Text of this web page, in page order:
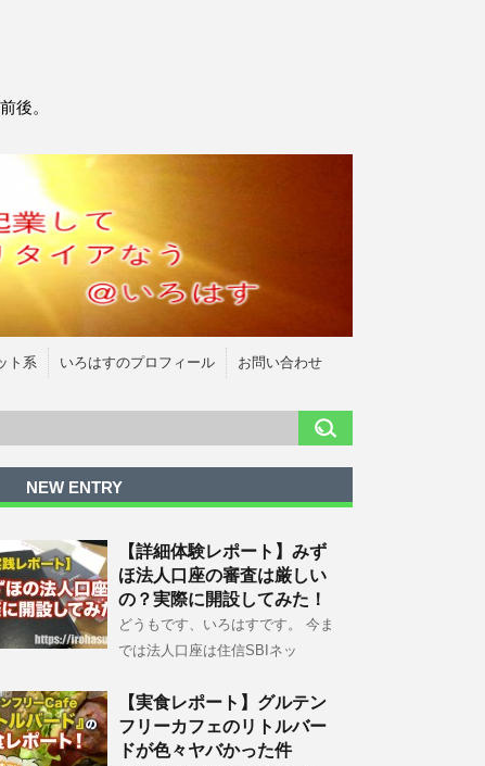
後。
ト系 いろはすのプロフィール お問い合わせ
NEW ENTRY
【詳細体験レポート】みず
ほ法人口座の審査は厳しい
の？実際に開設してみた！
どうもです、いろはすです。 今ま
では法人口座は住信SBIネッ
【実食レポート】グルテン
フリーカフェのリトルバー
ドが色々ヤバかった件